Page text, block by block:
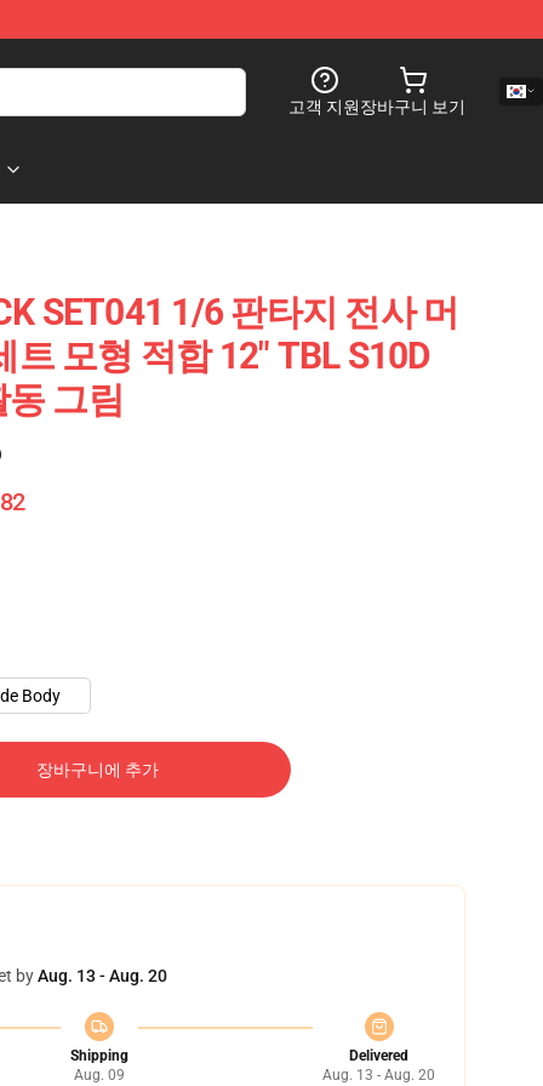
고객 지원장바구니 보기
SET041 1/6 판타지 전사 머
트 모형 적합 12" TBL S10D
그림
Body
장바구니에 추가
byAug. 13 - Aug. 20
Shipping
Aug. 09
Delivered
Aug. 13 - Aug. 20